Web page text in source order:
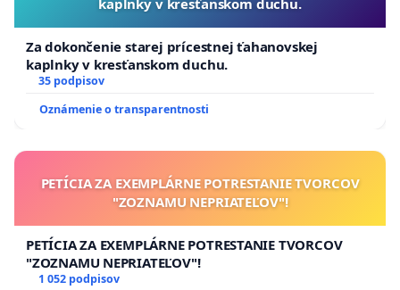
Za dokončenie starej prícestnej ťahanovskej
kaplnky v kresťanskom duchu.
35 podpisov
Oznámenie o transparentnosti
PETÍCIA ZA EXEMPLÁRNE POTRESTANIE TVORCOV
"ZOZNAMU NEPRIATEĽOV"!
PETÍCIA ZA EXEMPLÁRNE POTRESTANIE TVORCOV
"ZOZNAMU NEPRIATEĽOV"!
1 052 podpisov